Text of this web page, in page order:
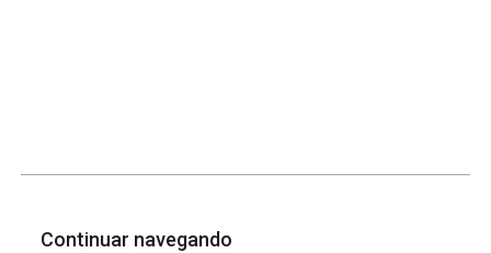
Continuar navegando